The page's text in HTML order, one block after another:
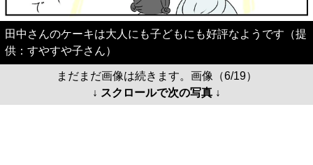
田中さんのケーキは大人にも子どもにも好評なようです（提
供：すやすや子さん）
まだまだ画像は続きます。画像（6/19）
↓ スクロールで次の写真 ↓